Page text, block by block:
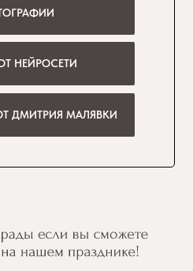
ДМИТРИЯ МАЛЯВКИ
НЕЙРОСЕТИ